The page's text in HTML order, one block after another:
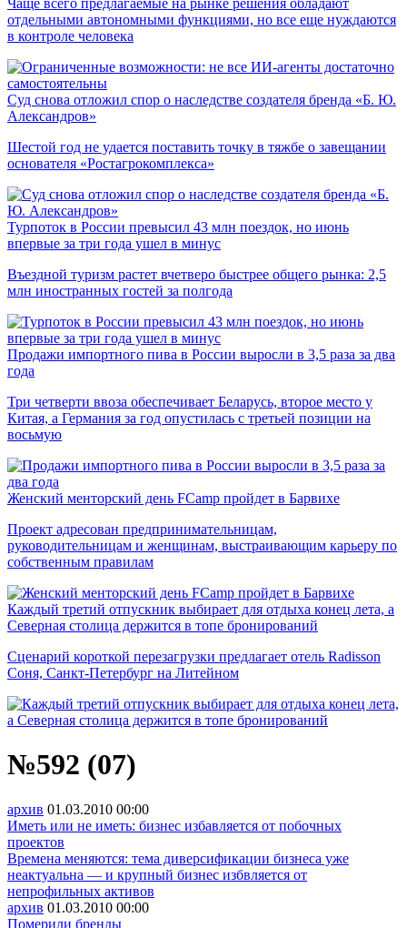
Чаще всего предлагаемые на рынке решения обладают
отдельными автономными функциями, но все еще нуждаются
в контроле человека
Суд снова отложил спор о наследстве создателя бренда «Б. Ю.
Александров»
Шестой год не удается поставить точку в тяжбе о завещании
основателя «Ростагрокомплекса»
Турпоток в России превысил 43 млн поездок, но июнь
впервые за три года ушел в минус
Въездной туризм растет вчетверо быстрее общего рынка: 2,5
млн иностранных гостей за полгода
Продажи импортного пива в России выросли в 3,5 раза за два
года
Три четверти ввоза обеспечивает Беларусь, второе место у
Китая, а Германия за год опустилась с третьей позиции на
восьмую
Женский менторский день FCamp пройдет в Барвихе
Проект адресован предпринимательницам,
руководительницам и женщинам, выстраивающим карьеру по
собственным правилам
Каждый третий отпускник выбирает для отдыха конец лета, а
Северная столица держится в топе бронирований
Сценарий короткой перезагрузки предлагает отель Radisson
Соня, Санкт-Петербург на Литейном
№592 (07)
архив 01.03.2010 00:00
Иметь или не иметь: бизнес избавляется от побочных
проектов
Времена меняются: тема диверсификации бизнеса уже
неактуальна — и крупный бизнес избвляется от
непрофильных активов
архив 01.03.2010 00:00
Померили бренды